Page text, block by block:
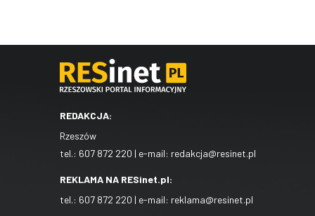
REDAKCJA:
Rzeszów
tel.: 607 872 220 | e-mail: redakcja@resinet.pl
REKLAMA NA RESinet.pl:
tel.: 607 872 220 | e-mail: reklama@resinet.pl